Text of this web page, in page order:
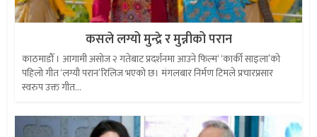
कसले लग्यो मुन्द्रे र मुन्नीको परान
काठमाडौँ । आगामी असोज २ गतेबाट प्रदर्शनमा आउने फिल्म‘ ‘कार्की साइला’को
पहिलो गीत ‘लग्यौ परान’रिलिज भएको छ। मंगलबार निर्मण टिमले प्रचारप्रसार
स्वरुप उक्त गीत...